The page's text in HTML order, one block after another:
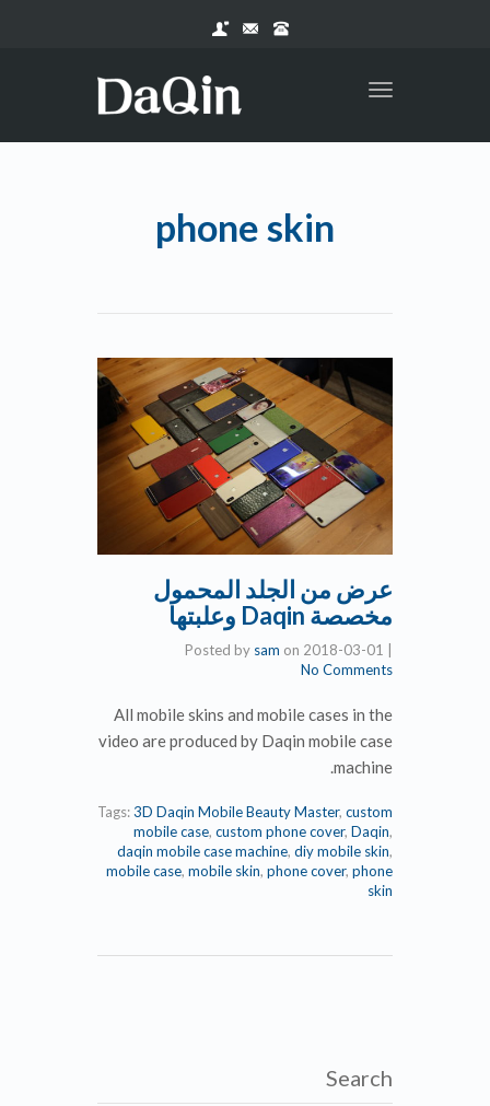
phone skin
عرض من الجلد المحمول
مخصصة Daqin وعلبتها
Posted bysam on 2018-03-01
No Comments
All mobile skins and mobile cases in the
video are produced by Daqin mobile case
Tags: 3D Daqin Mobile Beauty Master
mobile case,custom phone cover
daqin mobile case machine,diy mobile skin
mobile case,mobile skin,phone cover
Search